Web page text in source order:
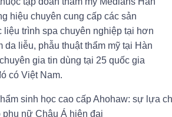
hiệu chuyên cung cấp các sản
liệu trình spa chuyên nghiệp tại hơn
da liễu, phẫu thuật thẩm mỹ tại Hàn
gia tin dùng tại 25 quốc gia
có Việt Nam.